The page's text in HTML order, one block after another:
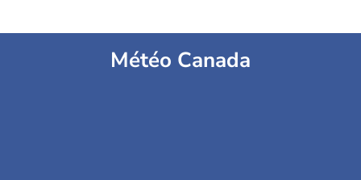
Météo Canada